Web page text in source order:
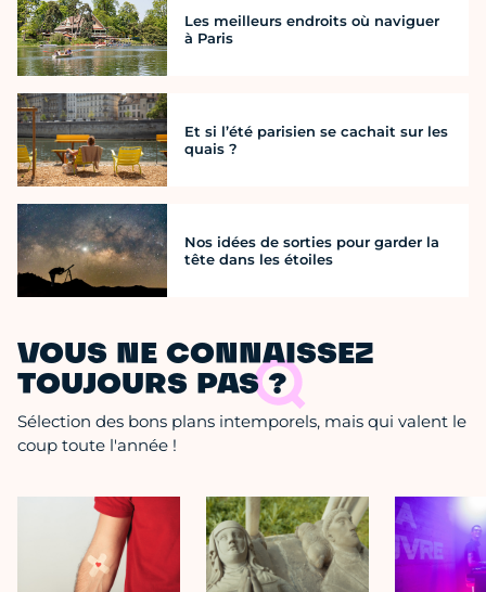
Les meilleurs endroits où naviguer
à Paris
Et si l’été parisien se cachait sur les
quais ?
Nos idées de sorties pour garder la
tête dans les étoiles
VOUS NE CONNAISSEZ
TOUJOURS PAS ?
Sélection des bons plans intemporels, mais qui valent le
coup toute l'année !